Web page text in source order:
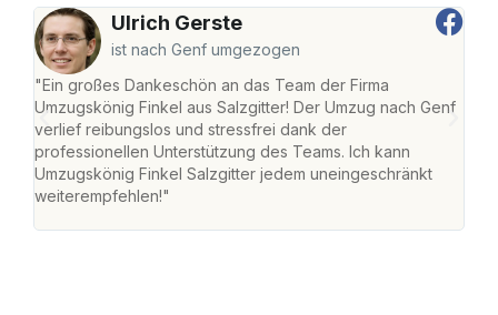
Ulrich Gerste
ist nach Genf umgezogen
"Ein großes Dankeschön an das Team der Firma
Umzugskönig Finkel aus Salzgitter! Der Umzug nach Genf
verlief reibungslos und stressfrei dank der
professionellen Unterstützung des Teams. Ich kann
Umzugskönig Finkel Salzgitter jedem uneingeschränkt
weiterempfehlen!"